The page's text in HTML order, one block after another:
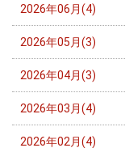
2026年06月(4)
2026年05月(3)
2026年04月(3)
2026年03月(4)
2026年02月(4)